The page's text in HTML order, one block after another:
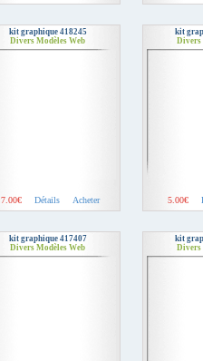
kit graphique 418245
Divers Modèles Web
7.00€ Détails Acheter
kit
Divers
5.00€
kit graphique 417407
Divers Modèles Web
kit
Divers